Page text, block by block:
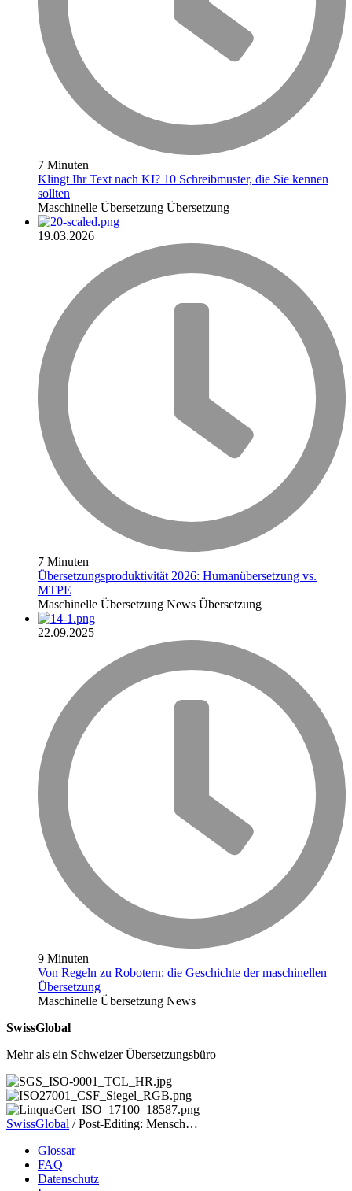
7 Minuten
Klingt Ihr Text nach KI? 10 Schreibmuster, die Sie kennen
sollten
Maschinelle Übersetzung Übersetzung
19.03.2026
7 Minuten
Übersetzungsproduktivität 2026: Humanübersetzung vs.
MTPE
Maschinelle Übersetzung News Übersetzung
22.09.2025
9 Minuten
Von Regeln zu Robotern: die Geschichte der maschinellen
Übersetzung
Maschinelle Übersetzung News
SwissGlobal
Mehr als ein Schweizer Übersetzungsbüro
SwissGlobal /Post-Editing: Mensch…
Glossar
FAQ
Datenschutz